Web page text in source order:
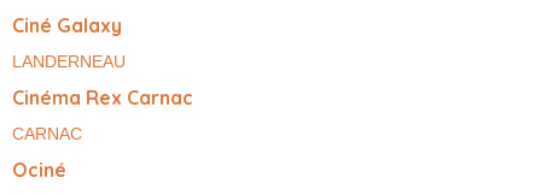
Ciné Galaxy
LANDERNEAU
Cinéma Rex Carnac
CARNAC
Ociné